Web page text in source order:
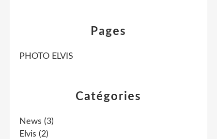
Catégories
News (3)
Elvis (2)
Pages
PHOTO ELVIS